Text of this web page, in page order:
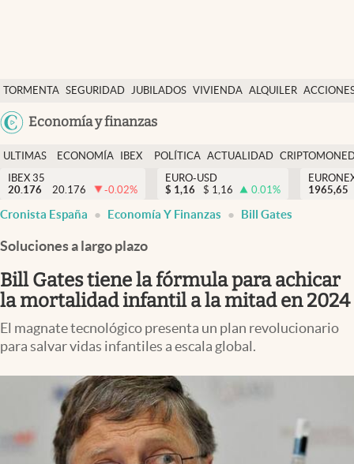
TORMENTA SEGURIDAD JUBILADOS VIVIENDA ALQUILER
USA
Economía y finanzas
Economía y finanzas
Política
Actualidad
Criptomonedas
España
ULTIMAS
NOTICIAS
ECONOMÍA
FINANZAS
IBEX
EURO
POLÍTICA ACTUALIDAD
IBEX 35
20.176
20.176 -0.02%
EURO-USD
$ 1,16 $ 1,16 0.01%
1965,65
Cronista España Economía Y Finanzas Bill Gates
Soluciones a largo plazo
Bill Gates tiene la fórmula para achicar
la mortalidad infantil a la mitad en 2024
El magnate tecnológico presenta un plan revolucionario
para salvar vidas infantiles a escala global.